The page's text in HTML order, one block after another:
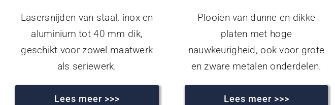
Lasersnijden van staal, inox en
aluminium tot 40 mm dik,
geschikt voor zowel maatwerk
als seriewerk.
Lees meer >>>
Plooien van dunne en dikke
platen met hoge
nauwkeurigheid, ook voor grote
en zware metalen onderdelen.
Lees meer >>>